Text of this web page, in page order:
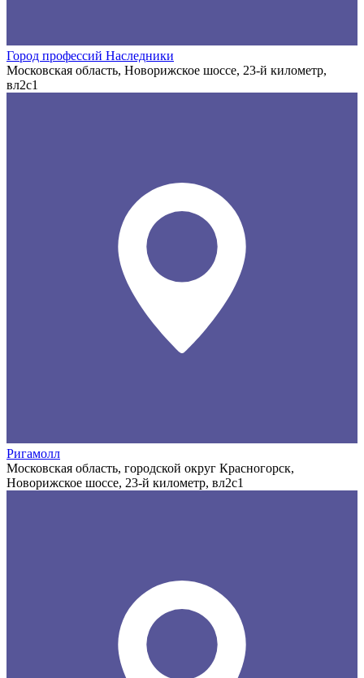
Город профессий Наследники
Московская область, Новорижское шоссе, 23-й километр,
вл2с1
Ригамолл
Московская область, городской округ Красногорск,
Новорижское шоссе, 23-й километр, вл2с1